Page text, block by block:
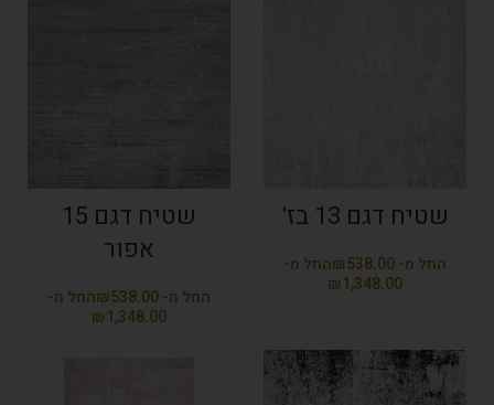
שטיח דגם 13 בז'
₪
₪
שטיח דגם 15
אפור
₪
₪